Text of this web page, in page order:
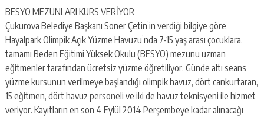
BESYO MEZUNLARI KURS VERİYOR
Çukurova Belediye Başkanı Soner Çetin’in verdiği bilgiye göre
Hayalpark Olimpik Açık Yüzme Havuzu’nda 7-15 yaş arası çocuklara,
tamamı Beden Eğitimi Yüksek Okulu (BESYO) mezunu uzman
eğitmenler tarafından ücretsiz yüzme öğretiliyor. Günde altı seans
yüzme kursunun verilmeye başlandığı olimpik havuz, dört cankurtaran,
15 eğitmen, dört havuz personeli ve iki de havuz teknisyeni ile hizmet
veriyor. Kayıtların en son 4 Eylül 2014 Perşembeye kadar alınacağı